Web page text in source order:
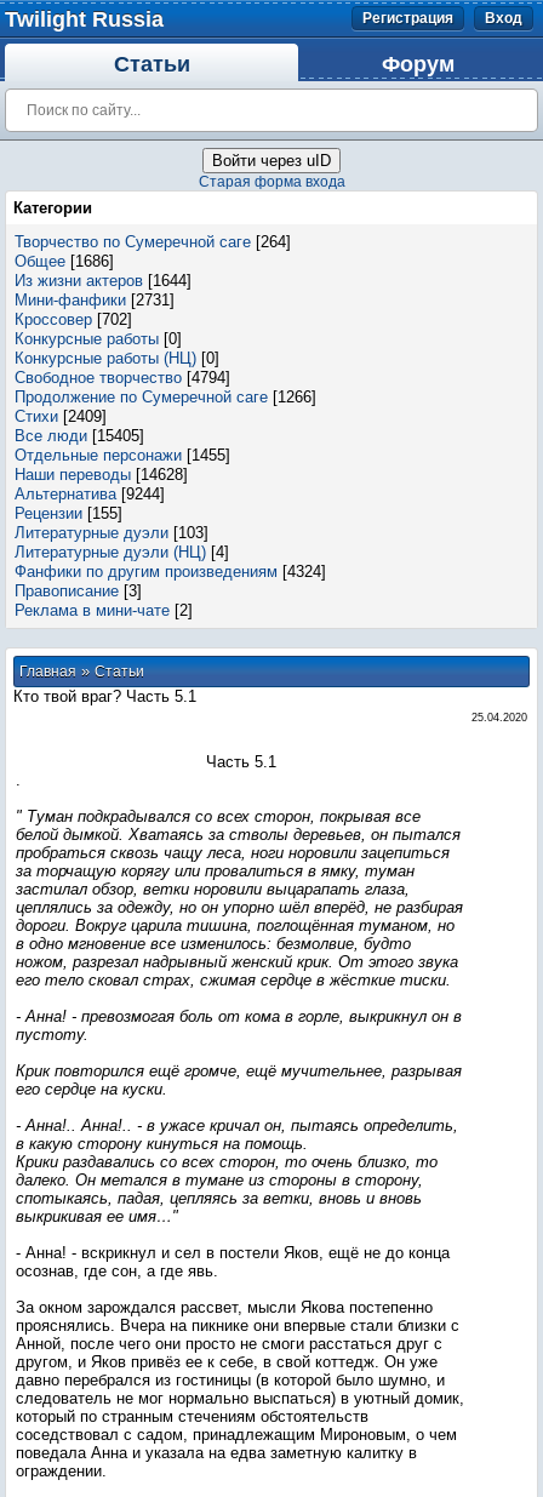
Twilight Russia Регистрация Вход
Статьи Форум
Войти через uID
Старая форма входа
Категории
Творчество по Сумеречной саге [264]
Общее [1686]
Из жизни актеров [1644]
Мини-фанфики [2731]
Кроссовер [702]
Конкурсные работы [0]
Конкурсные работы (НЦ) [0]
Свободное творчество [4794]
Продолжение по Сумеречной саге [1266]
Стихи [2409]
Все люди [15405]
Отдельные персонажи [1455]
Наши переводы [14628]
Альтернатива [9244]
Рецензии [155]
Литературные дуэли [103]
Литературные дуэли (НЦ) [4]
Фанфики по другим произведениям [4324]
Правописание [3]
Реклама в мини-чате [2]
Главная»Статьи
Кто твой враг? Часть 5.1
25.04.2020
Часть 5.1
.
" Туман подкрадывался со всех сторон, покрывая все
белой дымкой. Хватаясь за стволы деревьев, он пытался
пробраться сквозь чащу леса, ноги норовили зацепиться
за торчащую корягу или провалиться в ямку, туман
застилал обзор, ветки норовили выцарапать глаза,
цеплялись за одежду, но он упорно шёл вперёд, не разбирая
дороги. Вокруг царила тишина, поглощённая туманом, но
в одно мгновение все изменилось: безмолвие, будто
ножом, разрезал надрывный женский крик. От этого звука
его тело сковал страх, сжимая сердце в жёсткие тиски.
- Анна! - превозмогая боль от кома в горле, выкрикнул он в
пустоту.
Крик повторился ещё громче, ещё мучительнее, разрывая
его сердце на куски.
- Анна!.. Анна!.. - в ужасе кричал он, пытаясь определить,
в какую сторону кинуться на помощь.
Крики раздавались со всех сторон, то очень близко, то
далеко. Он метался в тумане из стороны в сторону,
спотыкаясь, падая, цепляясь за ветки, вновь и вновь
выкрикивая ее имя…"
- Анна! - вскрикнул и сел в постели Яков, ещё не до конца
осознав, где сон, а где явь.
За окном зарождался рассвет, мысли Якова постепенно
прояснялись. Вчера на пикнике они впервые стали близки с
Анной, после чего они просто не смоги расстаться друг с
другом, и Яков привёз ее к себе, в свой коттедж. Он уже
давно перебрался из гостиницы (в которой было шумно, и
следователь не мог нормально выспаться) в уютный домик,
который по странным стечениям обстоятельств
соседствовал с садом, принадлежащим Мироновым, о чем
поведала Анна и указала на едва заметную калитку в
ограждении.